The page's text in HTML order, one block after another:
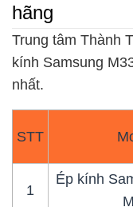
hãng
Trung tâm Thành
kính Samsung
nhất.
STT
1
Ép kính